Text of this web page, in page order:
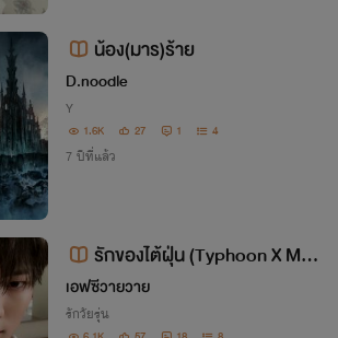
น้อง(มาร)ร้าย
D.noodle
Y
1.6K 27 1 4
7 ปีที่แล้ว
รักของไต้ฝุ่น (Typhoon X Me
w)
เอฟซีวายวาย
รักวัยรุ่น